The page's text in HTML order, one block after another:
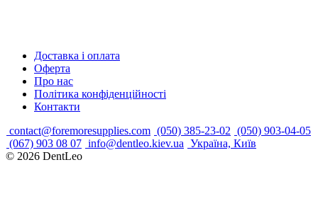
Доставка і оплата
Оферта
Про нас
Політика конфіденційності
Контакти
contact@foremoresupplies.com (050) 385-23-02 (050) 903-04-05
(067) 903 08 07 info@dentleo.kiev.ua Україна, Київ
© 2026 DentLeo